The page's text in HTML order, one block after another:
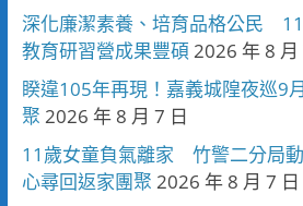
深化廉潔素養、培育品格公民
教育研習營成果豐碩 2026 年 8 月
睽違105年再現！嘉義城隍夜巡9
聚 2026 年 8 月 7 日
11歲女童負氣離家 竹警二分局
心尋回返家團聚 2026 年 8 月 7 日